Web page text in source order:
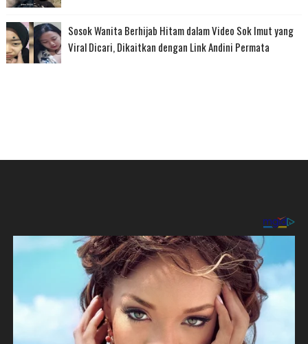
Sosok Wanita Berhijab Hitam dalam Video Sok Imut yang
Viral Dicari, Dikaitkan dengan Link Andini Permata